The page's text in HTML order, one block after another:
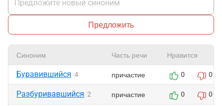
Предложить
Синоним Часть речи Нравится
Буравившийся 4 причастие 0 0
Разбуривавшийся 2 причастие 0 0